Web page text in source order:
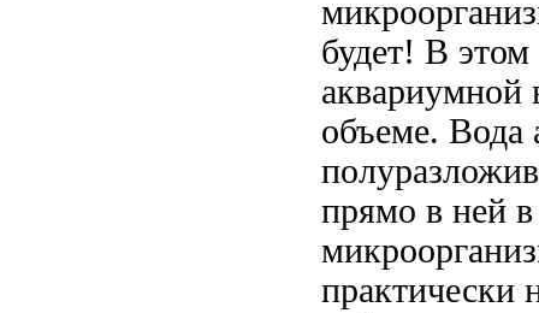
будет! В этом
аквариумной
объеме. Вода
прямо в ней в
практически